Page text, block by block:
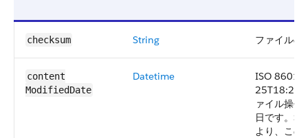
checksum String ファイルの
content​
ModifiedDate
Datetime
ISO 8601
ァイル操作
日です。
より、この